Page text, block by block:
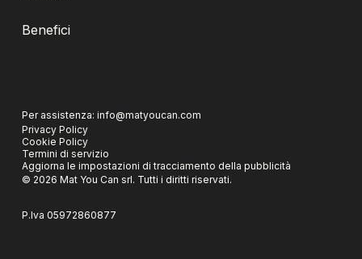
Benefici
Per assistenza: info@matyoucan.com
Privacy Policy
Cookie Policy
Termini di servizio
Aggiorna le impostazioni di tracciamento della pubblicità
© 2026 Mat You Can srl. Tutti i diritti riservati.
P.Iva 05972860877